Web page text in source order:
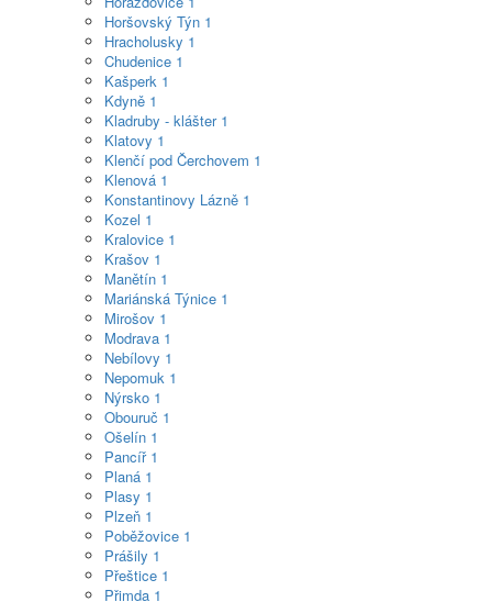
Horšovský Týn 1
Hracholusky 1
Chudenice 1
Kašperk 1
Kdyně 1
Kladruby - klášter 1
Klatovy 1
Klenčí pod Čerchovem 1
Klenová 1
Konstantinovy Lázně 1
Kozel 1
Kralovice 1
Krašov 1
Manětín 1
Mariánská Týnice 1
Mirošov 1
Modrava 1
Nebílovy 1
Nepomuk 1
Nýrsko 1
Obouruč 1
Ošelín 1
Pancíř 1
Planá 1
Plasy 1
Plzeň 1
Poběžovice 1
Prášily 1
Přeštice 1
Přimda 1